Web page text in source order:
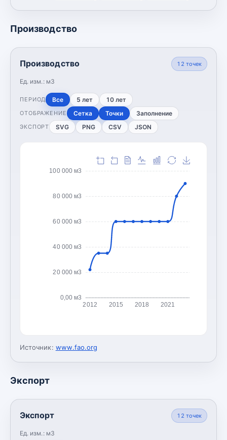
Производство
Производство
Ед. изм.: м3
12 точек
ПЕРИОД Все 5 лет 10 лет
ОТОБРАЖЕНИЕ Сетка Точки Заполнение
ЭКСПОРТ SVG PNG CSV JSON
0,00 м3
20 000 м3
40 000 м3
60 000 м3
80 000 м3
100 000 м3
2012 2015 2018 2021
Источник: www.fao.org
Экспорт
Экспорт
Ед. изм.: м3
12 точек